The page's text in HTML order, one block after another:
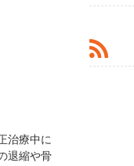
治療中に
退縮や骨